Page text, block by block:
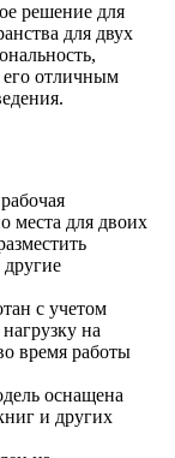
решение для
для двух
его отличным
места для двоих
с учетом
на
время работы
оснащена
и других